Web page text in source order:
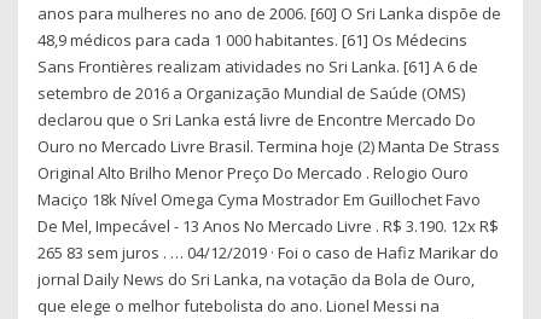
anos para mulheres no ano de 2006. [60] O Sri Lanka dispõe de
48,9 médicos para cada 1 000 habitantes. [61] Os Médecins
Sans Frontières realizam atividades no Sri Lanka. [61] A 6 de
setembro de 2016 a Organização Mundial de Saúde (OMS)
declarou que o Sri Lanka está livre de Encontre Mercado Do
Ouro no Mercado Livre Brasil. Termina hoje (2) Manta De Strass
Original Alto Brilho Menor Preço Do Mercado . Relogio Ouro
Maciço 18k Nível Omega Cyma Mostrador Em Guillochet Favo
De Mel, Impecável - 13 Anos No Mercado Livre . R$ 3.190. 12x R$
265 83 sem juros . … 04/12/2019 · Foi o caso de Hafiz Marikar do
jornal Daily News do Sri Lanka, na votação da Bola de Ouro,
que elege o melhor futebolista do ano. Lionel Messi na